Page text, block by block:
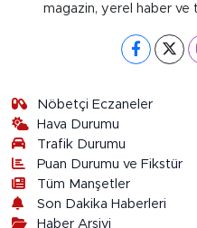
magazin, yerel haber
Nöbetçi Eczaneler
Hava Durumu
Trafik Durumu
Puan Durumu ve Fikstür
Tüm Manşetler
Son Dakika Haberleri
Haber Arşivi